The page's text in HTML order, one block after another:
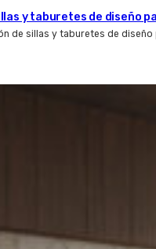
y taburetes de diseño
de sillas y taburetes de